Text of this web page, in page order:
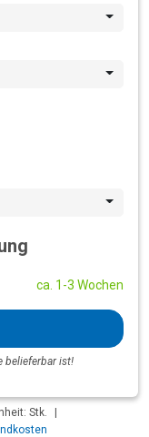
ca. 1-3 Wochen
belieferbar ist!
Stk.
|